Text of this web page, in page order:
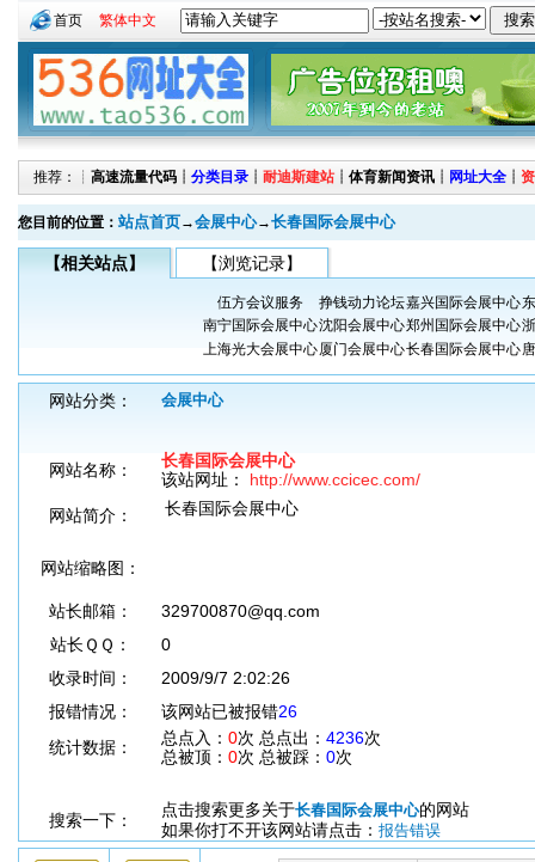
首页 繁体中文
推荐：┊ 高速流量代码 ┊ 分类目录 ┊ 耐迪斯建站 ┊ 体育新闻资讯 ┊ 网址大全 ┊
您目前的位置： 站点首页→会展中心→长春国际会展中心
【相关站点】 【浏览记录】
伍方会议服务 挣钱动力论坛嘉兴国际会展中心
南宁国际会展中心沈阳会展中心郑州国际会展中心
上海光大会展中心厦门会展中心长春国际会展中心
网站分类： 会展中心
网站名称：
长春国际会展中心
该站网址： http://www.ccicec.com/
网站简介：
长春国际会展中心
网站缩略图：
站长邮箱：
329700870@qq.com
站长ＱＱ：
0
收录时间：
2009/9/7 2:02:26
报错情况：
该网站已被报错26
统计数据：
总点入： 0次 总点出： 4236次
总被顶： 0次 总被踩： 0次
搜索一下：
点击搜索更多关于长春国际会展中心的网站
如果你打不开该网站请点击： 报告错误